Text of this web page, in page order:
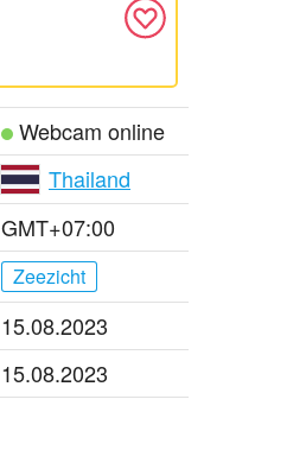
Webcam online
Thailand
GMT+07:00
Zeezicht
15.08.2023
15.08.2023